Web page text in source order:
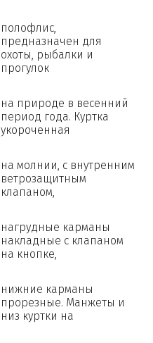
полофлис,
предназначен для
охоты, рыбалки и
прогулок
на природе в весенний
период года. Куртка
укороченная
на молнии, с внутренним
ветрозащитным
клапаном,
нагрудные карманы
накладные с клапаном
на кнопке,
нижние карманы
прорезные. Манжеты и
низ куртки на